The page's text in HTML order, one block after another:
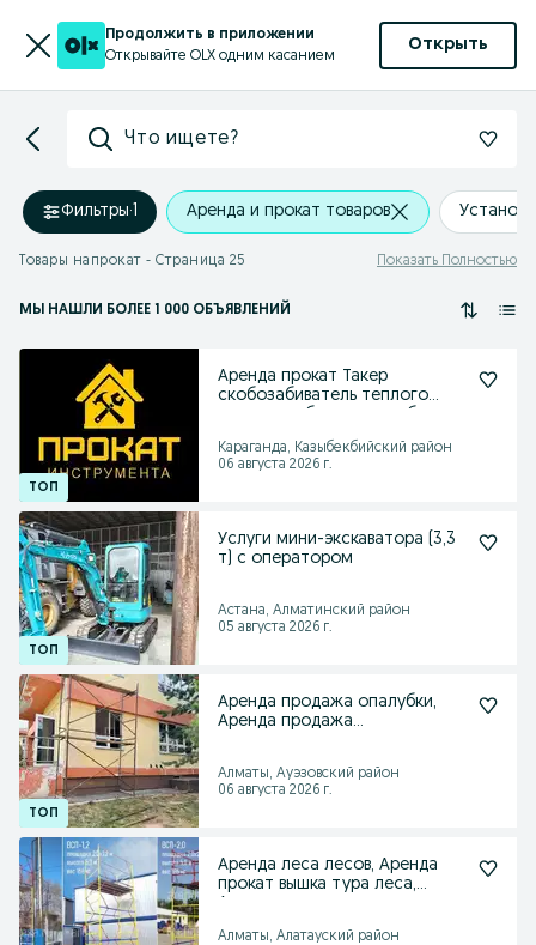
Продолжить в приложении
Открывайте OLX одним касанием
Открыть
Что ищете?
Фильтры·1 Аренда и прокат товаров
Товары напрокат - Страница 25 Показать Полностью
МЫ НАШЛИ БОЛЕЕ 1 000 ОБЪЯВЛЕНИЙ
Аренда прокат Такер
скобозабиватель теплого
Караганда, Казыбекбийский район
06 августа 2026 г.
Услуги мини-экскаватора (3,3
т) с оператором
Астана, Алматинский район
05 августа 2026 г.
Аренда продажа опалубки,
Аренда продажа
Алматы, Ауэзовский район
06 августа 2026 г.
Аренда леса лесов, Аренда
прокат вышка тура леса,
Алматы, Алатауский район